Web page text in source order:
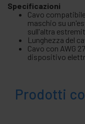
Specificazioni
Cavo
maschio su
sull'altra
Lunghezza del
Cavo con AWG
dispositivo
Prodotti